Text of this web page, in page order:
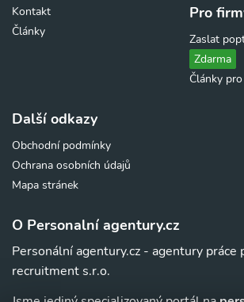
Kontakt
Články
Pro
Zaslat
Zdarma
Články
Další odkazy
Obchodní podmínky
Ochrana osobních údajů
Mapa stránek
O Personalní agentury.cz
Personální agentury.cz - agentury práce
recruitment s.r.o.